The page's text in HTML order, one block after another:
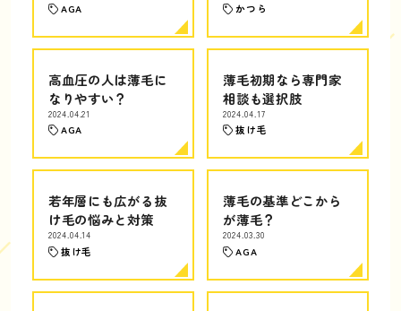
AGA かつら
高血圧の人は薄毛に
なりやすい？
2024.04.21
AGA
薄毛初期なら専門家
相談も選択肢
2024.04.17
抜け毛
若年層にも広がる抜
け毛の悩みと対策
2024.04.14
抜け毛
薄毛の基準どこから
が薄毛？
2024.03.30
AGA